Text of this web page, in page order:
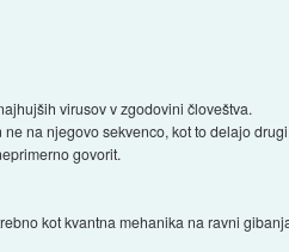
virusov v zgodovini človeštva.
na njegovo sekvenco, kot to delajo
govorit.
kot kvantna mehanika na ravni